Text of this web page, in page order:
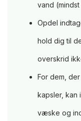
vand
Opdel
hold dig til
overskrid
For dem,
kapsler, kan
væske og